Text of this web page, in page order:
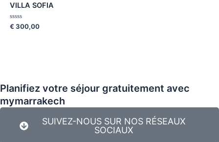
VILLA SOFIA
Rated
0
€ 300,00
Planifiez votre séjour gratuitement avec
mymarrakech
SUIVEZ-NOUS SUR NOS RÉSEAUX
SOCIAUX